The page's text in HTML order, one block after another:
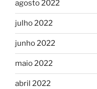
agosto 2022
julho 2022
junho 2022
maio 2022
abril 2022